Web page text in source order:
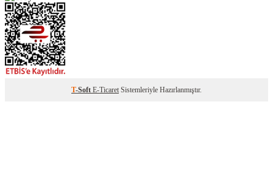
T-Soft E-Ticaret Sistemleriyle Hazırlanmıştır.